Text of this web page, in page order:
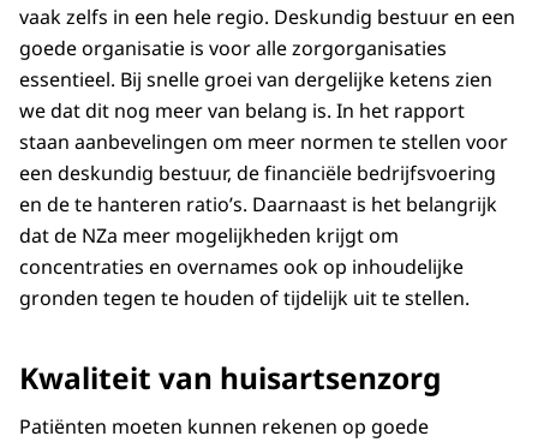
vaak zelfs in een hele regio. Deskundig bestuur en een
goede organisatie is voor alle zorgorganisaties
essentieel. Bij snelle groei van dergelijke ketens zien
we dat dit nog meer van belang is. In het rapport
staan aanbevelingen om meer normen te stellen voor
een deskundig bestuur, de financiële bedrijfsvoering
en de te hanteren ratio’s. Daarnaast is het belangrijk
dat de NZa meer mogelijkheden krijgt om
concentraties en overnames ook op inhoudelijke
gronden tegen te houden of tijdelijk uit te stellen.
Kwaliteit van huisartsenzorg
Patiënten moeten kunnen rekenen op goede